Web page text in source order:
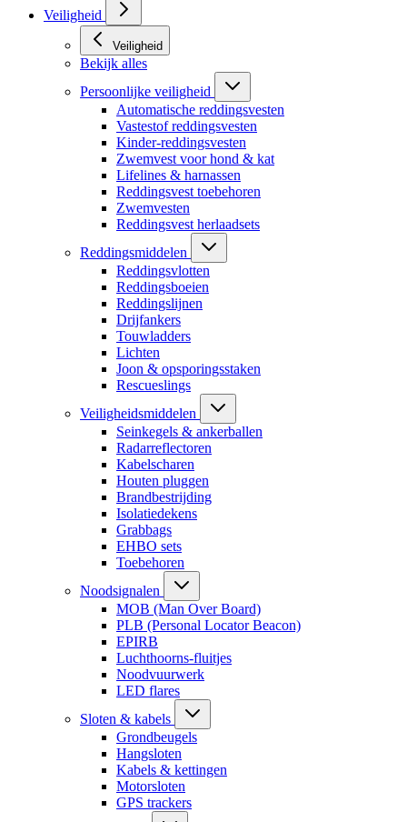
Veiligheid
Veiligheid
Bekijk alles
Persoonlijke veiligheid
Automatische reddingsvesten
Vastestof reddingsvesten
Kinder-reddingsvesten
Zwemvest voor hond & kat
Lifelines & harnassen
Reddingsvest toebehoren
Zwemvesten
Reddingsvest herlaadsets
Reddingsmiddelen
Reddingsvlotten
Reddingsboeien
Reddingslijnen
Drijfankers
Touwladders
Lichten
Joon & opsporingsstaken
Rescueslings
Veiligheidsmiddelen
Seinkegels & ankerballen
Radarreflectoren
Kabelscharen
Houten pluggen
Brandbestrijding
Isolatiedekens
Grabbags
EHBO sets
Toebehoren
Noodsignalen
MOB (Man Over Board)
PLB (Personal Locator Beacon)
EPIRB
Luchthoorns-fluitjes
Noodvuurwerk
LED flares
Sloten & kabels
Grondbeugels
Hangsloten
Kabels & kettingen
Motorsloten
GPS trackers